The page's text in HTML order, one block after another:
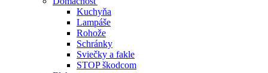
Kuchyňa
Lampáše
Rohože
Schránky
Sviečky a fakle
STOP škodcom